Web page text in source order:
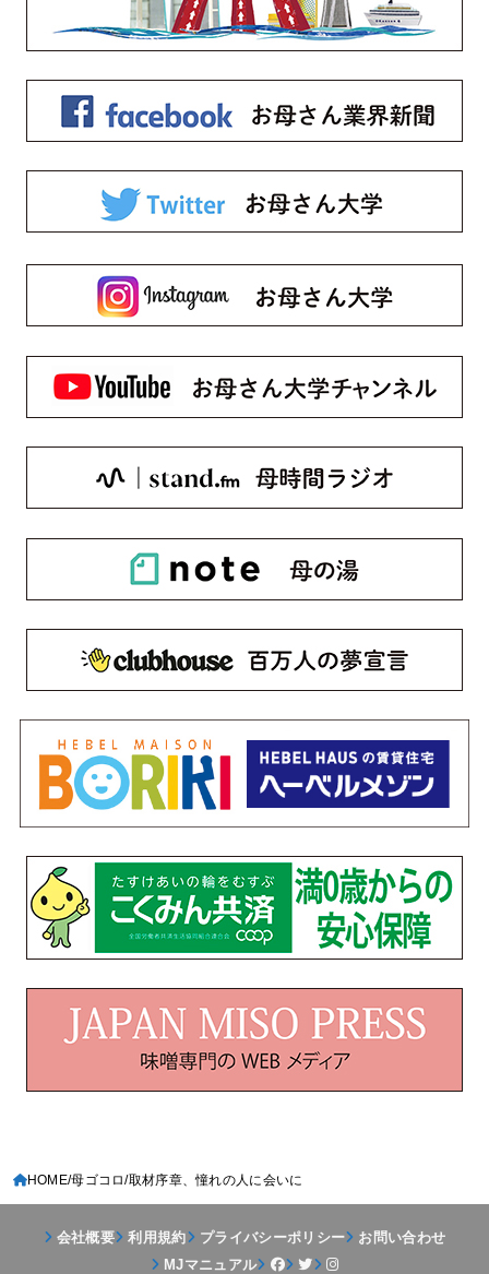
HOME 母ゴコロ 取材序章、憧れの人に会いに
会社概要 利用規約 プライバシーポリシー
お問い合わせ
MJマニュアル